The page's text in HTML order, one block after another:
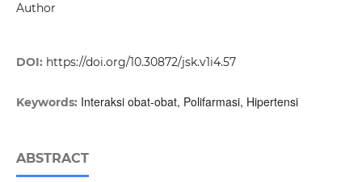
Author
DOI: https://doi.org/10.30872/jsk.v1i4.57
Keywords: Interaksi obat-obat, Polifarmasi, Hipertensi
ABSTRACT